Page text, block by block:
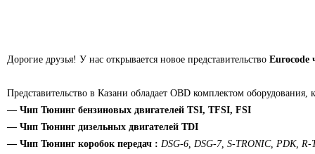
Дорогие друзья! У нас открывается новое представительство Eurocode
Представительство в Казани обладает OBD комплектом оборудования,
— Чип Тюнинг бензиновых двигателей TSI, TFSI, FSI
— Чип Тюнинг дизельных двигателей TDI
— Чип Тюнинг коробок передач : DSG-6, DSG-7, S-TRONIC, PDK,